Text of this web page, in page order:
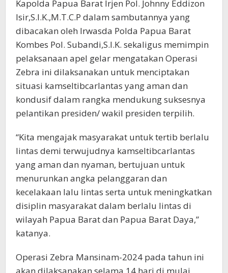
Kapolda Papua Barat Irjen Pol. Johnny Eddizon
Isir,S.I.K.,M.T.C.P dalam sambutannya yang
dibacakan oleh Irwasda Polda Papua Barat
Kombes Pol. Subandi,S.I.K. sekaligus memimpin
pelaksanaan apel gelar mengatakan Operasi
Zebra ini dilaksanakan untuk menciptakan
situasi kamseltibcarlantas yang aman dan
kondusif dalam rangka mendukung suksesnya
pelantikan presiden/ wakil presiden terpilih.
“Kita mengajak masyarakat untuk tertib berlalu
lintas demi terwujudnya kamseltibcarlantas
yang aman dan nyaman, bertujuan untuk
menurunkan angka pelanggaran dan
kecelakaan lalu lintas serta untuk meningkatkan
disiplin masyarakat dalam berlalu lintas di
wilayah Papua Barat dan Papua Barat Daya,”
katanya.
Operasi Zebra Mansinam-2024 pada tahun ini
akan dilaksanakan selama 14 hari di mulai